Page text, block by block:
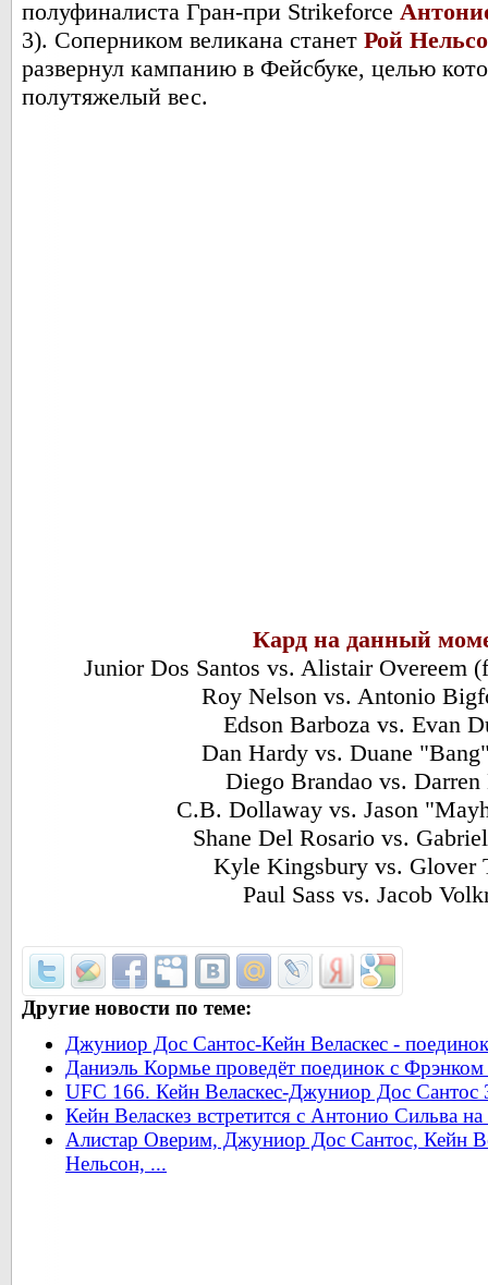
полуфиналиста Гран-при Strikeforce
3). Соперником великана станет Рой
развернул кампанию в Фейсбуке, целью
полутяжелый вес.
Кард на данный
Junior Dos Santos vs. Alistair Overeem
Roy Nelson vs. Antonio
Edson Barboza vs. Evan
Dan Hardy vs. Duane
Diego Brandao vs.
C.B. Dollaway vs. Jason
Shane Del Rosario vs.
Kyle Kingsbury vs. Glover
Paul Sass vs. Jacob
Другие новости по теме:
Джуниор Дос Сантос-Кейн Веласкес -
Даниэль Кормье проведёт поединок с
UFC 166. Кейн Веласкес-Джуниор Дос
Кейн Веласкез встретится с Антонио Сильва
Алистар Оверим, Джуниор Дос Сантос, Кейн
Нельсон, ...